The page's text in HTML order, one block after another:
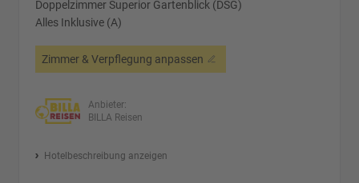
Doppelzimmer Superior Gartenblick (DSG)
Alles Inklusive (A)
Zimmer & Verpflegung anpassen
Anbieter:
BILLA Reisen
Hotelbeschreibung anzeigen